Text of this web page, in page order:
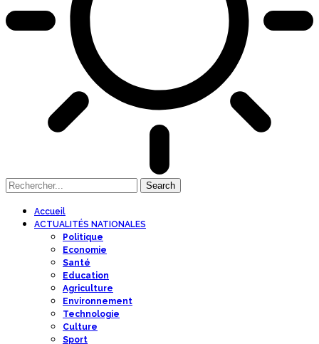
Accueil
ACTUALITÉS NATIONALES
Politique
Economie
Santé
Education
Agriculture
Environnement
Technologie
Culture
Sport